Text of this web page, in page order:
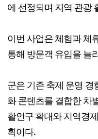
에 선정되며 지역 관광
이번 사업은 체험과 체
통해 방문객 유입을 늘
군은 기존 축제 운영
화 콘텐츠를 결합한 차
활인구 확대와 지역경
획이다.